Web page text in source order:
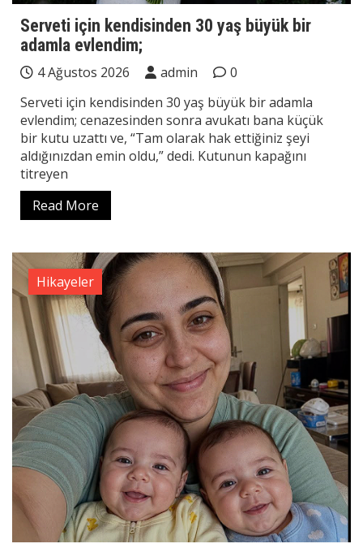
Serveti için kendisinden 30 yaş büyük bir
adamla evlendim;
4 Ağustos 2026 admin
0
Serveti için kendisinden 30 yaş büyük bir adamla
evlendim; cenazesinden sonra avukatı bana küçük
bir kutu uzattı ve, “Tam olarak hak ettiğiniz şeyi
aldığınızdan emin oldu,” dedi. Kutunun kapağını
titreyen
Read More
Hikayeler